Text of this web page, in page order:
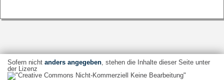
Sofern nicht anders angegeben, stehen die Inhalte dieser Seite unter
der Lizenz